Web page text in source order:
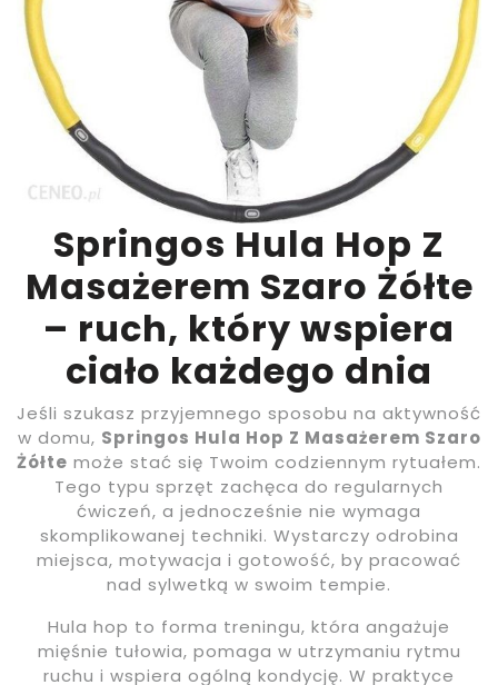
Springos Hula Hop Z
Masażerem Szaro Żółte
– ruch, który wspiera
ciało każdego dnia
Jeśli szukasz przyjemnego sposobu na aktywność
w domu, Springos Hula Hop Z Masażerem Szaro
Żółte może stać się Twoim codziennym rytuałem.
Tego typu sprzęt zachęca do regularnych
ćwiczeń, a jednocześnie nie wymaga
skomplikowanej techniki. Wystarczy odrobina
miejsca, motywacja i gotowość, by pracować
nad sylwetką w swoim tempie.
Hula hop to forma treningu, która angażuje
mięśnie tułowia, pomaga w utrzymaniu rytmu
ruchu i wspiera ogólną kondycję. W praktyce